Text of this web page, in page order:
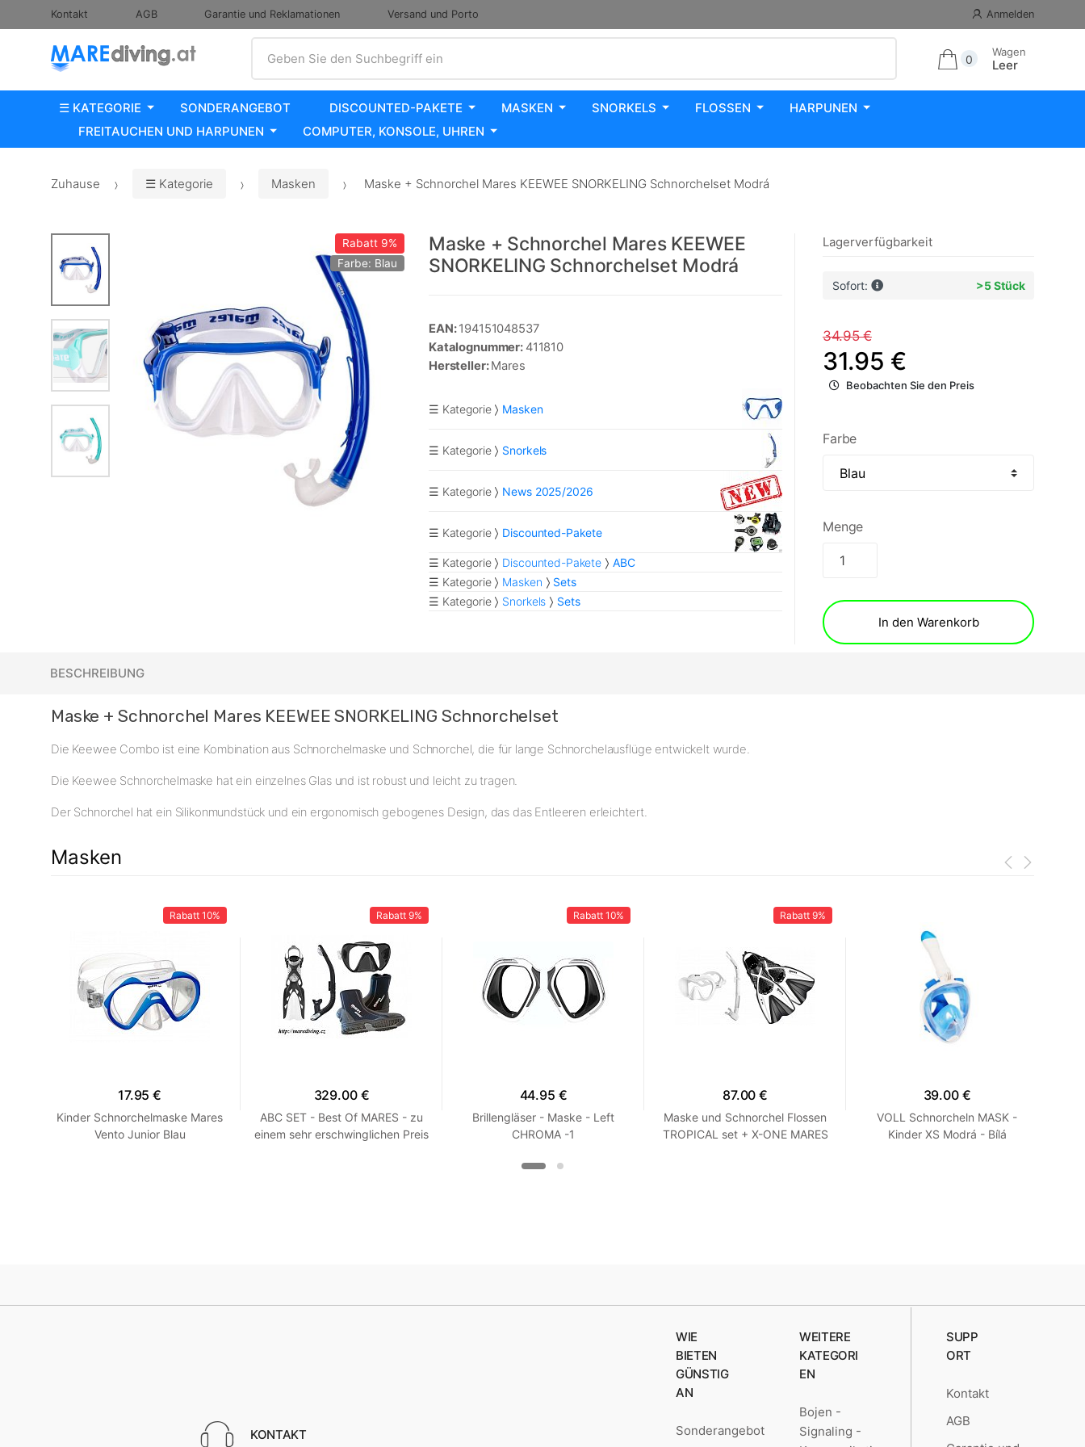
Kontakt AGB Garantie und Reklamationen Versand und Porto Anmelden
Geben Sie den Suchbegriff ein
0
Wagen
Leer
☰ KATEGORIE SONDERANGEBOT DISCOUNTED-PAKETE MASKEN SNORKELS FLOSSEN
HARPUNEN
FREITAUCHEN UND HARPUNEN
COMPUTER, KONSOLE, UHREN
Zuhause ☰ Kategorie Masken Maske + Schnorchel Mares KEEWEE SNORKELING Schnorchelset Modrá
Rabatt9%
Farbe: Blau
Maske + Schnorchel Mares KEEWEE
SNORKELING Schnorchelset Modrá
EAN:194151048537
Katalognummer: 411810
Hersteller:Mares
☰ Kategorie Masken
☰ Kategorie Snorkels
☰ Kategorie News 2025/2026
☰ Kategorie Discounted-Pakete
☰ Kategorie Discounted-Pakete
ABC
☰ Kategorie
Masken
Sets
☰ Kategorie
Snorkels Sets
Lagerverfügbarkeit
Sofort: >5 Stück
34.95 €
31.95 €
Beobachten Sie den Preis
Farbe
Menge
In den Warenkorb
BESCHREIBUNG
Maske + Schnorchel Mares KEEWEE SNORKELING Schnorchelset
Die Keewee Combo ist eine Kombination aus Schnorchelmaske und Schnorchel, die für lange Schnorchelausflüge entwickelt wurde.
Die Keewee Schnorchelmaske hat ein einzelnes Glas und ist robust und leicht zu tragen.
Der Schnorchel hat ein Silikonmundstück und ein ergonomisch gebogenes Design, das das Entleeren erleichtert.
Masken
Rabatt 10%
17.95 €
Kinder Schnorchelmaske Mares
Vento Junior Blau
Rabatt 9%
329.00 €
ABC SET - Best Of MARES - zu
einem sehr erschwinglichen Preis
Rabatt 10%
44.95 €
Brillengläser - Maske - Left
CHROMA -1
Rabatt 9%
87.00 €
Maske und Schnorchel Flossen
TROPICAL set + X-ONE MARES
39.00 €
VOLL Schnorcheln MASK -
Kinder XS Modrá - Bílá
KONTAKT
WIE
BIETEN
GÜNSTIG
AN
Sonderangebot
WEITERE
KATEGORI
EN
Bojen -
Signaling -
SUPP
ORT
Kontakt
AGB